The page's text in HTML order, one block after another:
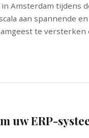
Amsterdam tijdens
aan spannende en
te versterken
uw ERP-